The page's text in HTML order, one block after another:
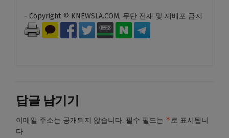
- Copyright © KNEWSLA.COM, 무단 전재 및 재배포 금지
답글 남기기
이메일 주소는 공개되지 않습니다. 필수 필드는 *로 표시됩니
다